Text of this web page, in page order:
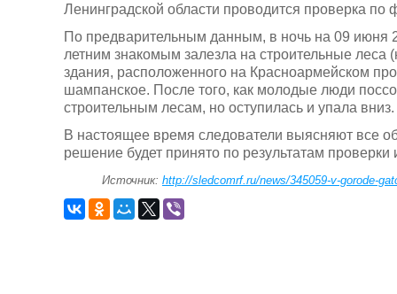
Ленинградской области проводится проверка по
По предварительным данным, в ночь на 09 июня
летним знакомым залезла на строительные леса
здания, расположенного на Красноармейском
шампанское. После того, как молодые люди
строительным лесам, но оступилась и упала вниз.
В настоящее время следователи выясняют все
решение будет принято по результатам
Источник: http://sledcomrf.ru/news/345059-v-gorode-